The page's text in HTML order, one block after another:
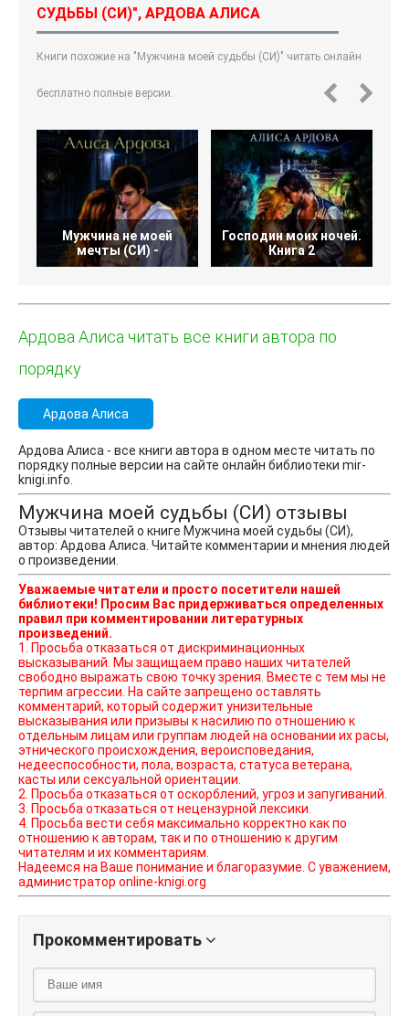
СУДЬБЫ (СИ)", АРДОВА АЛИСА
Книги похожие на "Мужчина моей судьбы (СИ)" читать онлайн
бесплатно полные версии.
Мужчина не моей
мечты (СИ) -
Господин моих ночей.
Книга 2
Ардова Алиса читать все книги автора по
порядку
Ардова Алиса
Ардова Алиса - все книги автора в одном месте читать по
порядку полные версии на сайте онлайн библиотеки mir-
knigi.info.
Мужчина моей судьбы (СИ) отзывы
Отзывы читателей о книге Мужчина моей судьбы (СИ),
автор: Ардова Алиса. Читайте комментарии и мнения людей
о произведении.
Уважаемые читатели и просто посетители нашей
библиотеки! Просим Вас придерживаться определенных
правил при комментировании литературных
произведений.
1. Просьба отказаться от дискриминационных
высказываний. Мы защищаем право наших читателей
свободно выражать свою точку зрения. Вместе с тем мы не
терпим агрессии. На сайте запрещено оставлять
комментарий, который содержит унизительные
высказывания или призывы к насилию по отношению к
отдельным лицам или группам людей на основании их расы,
этнического происхождения, вероисповедания,
недееспособности, пола, возраста, статуса ветерана,
касты или сексуальной ориентации.
2. Просьба отказаться от оскорблений, угроз и запугиваний.
3. Просьба отказаться от нецензурной лексики.
4. Просьба вести себя максимально корректно как по
отношению к авторам, так и по отношению к другим
читателям и их комментариям.
Надеемся на Ваше понимание и благоразумие. С уважением,
администратор online-knigi.org
Прокомментировать